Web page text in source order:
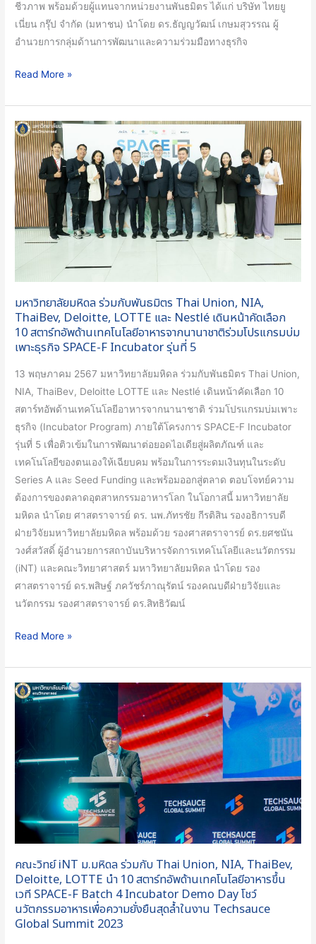
ชีวภาพ พร้อมด้วยผู้แทนจากหน่วยงานพันธมิตร ได้แก่ บริษัท ไทยยู
เนี่ยน กรุ๊ป จำกัด (มหาชน) นำโดย ดร.ธัญญวัฒน์ เกษมสุวรรณ ผู้
อำนวยการกลุ่มด้านการพัฒนาและความร่วมมือทางธุรกิจ
นานาชาติ
ร่วม
โปรแกรม
การ
Read More »
มหาวิทยาลัยมหิดล ร่วมกับพันธมิตร Thai Union, NIA,
ThaiBev, Deloitte, LOTTE และ Nestlé เดินหน้าคัดเลือก
10 สตาร์ทอัพด้านเทคโนโลยีอาหารจากนานาชาติร่วมโปรแกรมบ่ม
เพาะธุรกิจ SPACE-F Incubator รุ่นที่ 5
13 พฤษภาคม 2567 มหาวิทยาลัยมหิดล ร่วมกับพันธมิตร Thai Union,
NIA, ThaiBev, Deloitte LOTTE และ Nestlé เดินหน้าคัดเลือก 10
สตาร์ทอัพด้านเทคโนโลยีอาหารจากนานาชาติ ร่วมโปรแกรมบ่มเพาะ
ธุรกิจ (Incubator Program) ภายใต้โครงการ SPACE-F Incubator
รุ่นที่ 5 เพื่อติวเข้มในการพัฒนาต่อยอดไอเดียสู่ผลิตภัณฑ์ และ
เทคโนโลยีของตนเองให้เฉียบคม พร้อมในการระดมเงินทุนในระดับ
Series A และ Seed Funding และพร้อมออกสู่ตลาด ตอบโจทย์ความ
ต้องการของตลาดอุตสาหกรรมอาหารโลก ในโอกาสนี้ มหาวิทยาลัย
มหิดล นำโดย ศาสตราจารย์ ดร. นพ.ภัทรชัย กีรติสิน รองอธิการบดี
ฝ่ายวิจัยมหาวิทยาลัยมหิดล พร้อมด้วย รองศาสตราจารย์ ดร.ยศชนัน
วงศ์สวัสดิ์ ผู้อำนวยการสถาบันบริหารจัดการเทคโนโลยีและนวัตกรรม
(iNT) และคณะวิทยาศาสตร์ มหาวิทยาลัยมหิดล นำโดย รอง
ศาสตราจารย์ ดร.พสิษฐ์ ภควัชร์ภาณุรัตน์ รองคณบดีฝ่ายวิจัยและ
นวัตกรรม รองศาสตราจารย์ ดร.สิทธิวัฒน์
มหาวิทยาลัย
มหิดล
ร่วม
กับ
พันธมิตร
Thai
Union,
LOTTE
และ
หน้า
คัด
เลือก
10
สตาร์ท
อัพ
ด้าน
เทคโนโลยี
อาหาร
จาก
นานาชาติ
ร่วม
โปรแกรม
บ่ม
ธุรกิจ
Incubator
Read More »
คณะวิทย์ iNT ม.มหิดล ร่วมกับ Thai Union, NIA, ThaiBev,
Deloitte, LOTTE นำ 10 สตาร์ทอัพด้านเทคโนโลยีอาหารขึ้น
เวที SPACE-F Batch 4 Incubator Demo Day โชว์
นวัตกรรมอาหารเพื่อความยั่งยืนสุดล้ำในงาน Techsauce
Global Summit 2023
คณะ
วิทย์
ม.มหิดล
ร่วม
Union,
NIA,
Deloitte,
LOTTE
นำ
10